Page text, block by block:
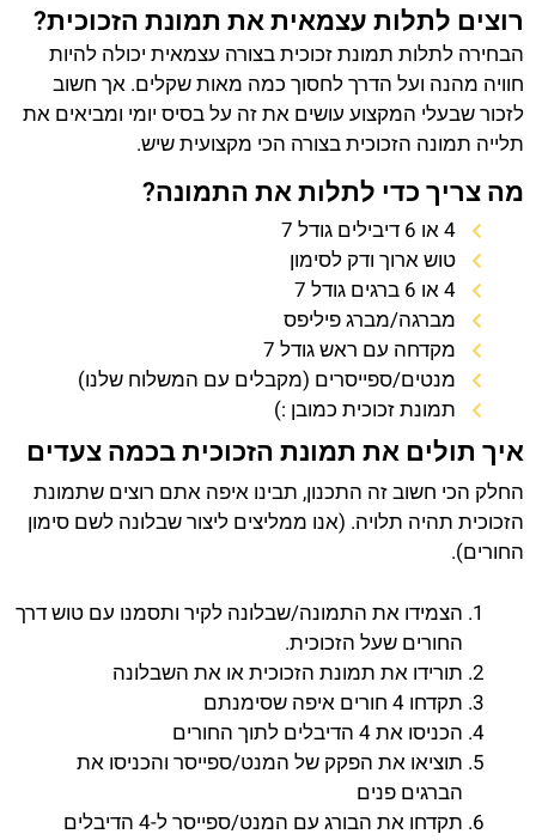
רוצים לתלות עצמאית את תמונת הזכוכית?
הבחירה לתלות תמונת זכוכית בצורה עצמאית יכולה להיות
חוויה מהנה ועל הדרך לחסוך כמה מאות שקלים. אך חשוב
לזכור שבעלי המקצוע עושים את זה על בסיס יומי ומביאים את
תלייה תמונה הזכוכית בצורה הכי מקצועית שיש.
מה צריך כדי לתלות את התמונה?
4 או 6 דיבילים גודל 7
טוש ארוך ודק לסימון
4 או 6 ברגים גודל 7
מברגה/מברג פיליפס
מקדחה עם ראש גודל 7
מנטים/ספייסרים (מקבלים עם המשלוח שלנו)
תמונת זכוכית כמובן :)
איך תולים את תמונת הזכוכית בכמה צעדים
החלק הכי חשוב זה התכנון, תבינו איפה אתם רוצים שתמונת
הזכוכית תהיה תלויה. (אנו ממליצים ליצור שבלונה לשם סימון
החורים).
הצמידו את התמונה/שבלונה לקיר ותסמנו עם טוש דרך
החורים שעל הזכוכית.
תורידו את תמונת הזכוכית או את השבלונה
תקדחו 4 חורים איפה שסימנתם
הכניסו את 4 הדיבלים לתוך החורים
תוציאו את הפקק של המנט/ספייסר והכניסו את
הברגים פנים
תקדחו את הבורג עם המנט/ספייסר ל-4 הדיבלים